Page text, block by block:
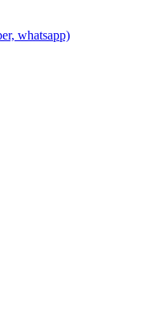
whatsapp)